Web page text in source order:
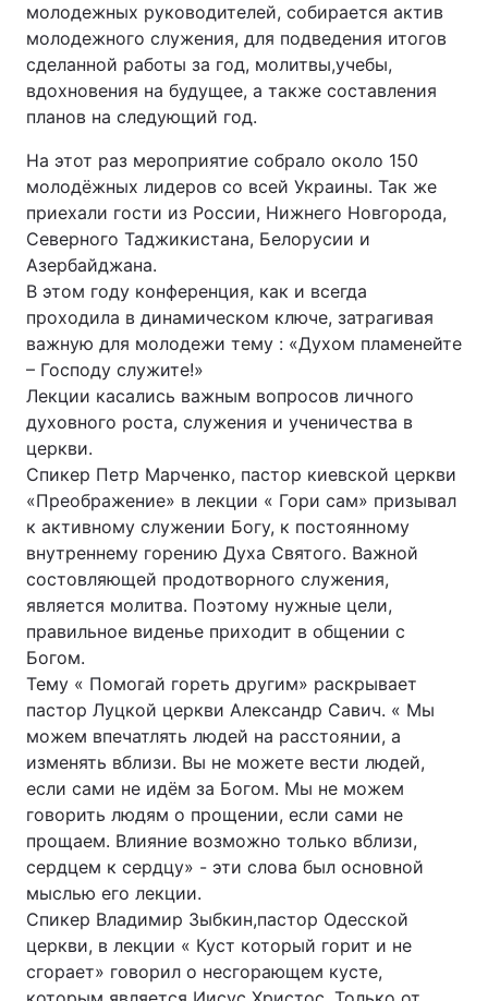
молодежных руководителей, собирается актив
молодежного служения, для подведения итогов
сделанной работы за год, молитвы,учебы,
вдохновения на будущее, а также составления
планов на следующий год.
На этот раз мероприятие собрало около 150
молодёжных лидеров со всей Украины. Так же
приехали гости из России, Нижнего Новгорода,
Северного Таджикистана, Белорусии и
Азербайджана.
В этом году конференция, как и всегда
проходила в динамическом ключе, затрагивая
важную для молодежи тему : «Духом пламенейте
– Господу служите!»
Лекции касались важным вопросов личного
духовного роста, служения и ученичества в
церкви.
Спикер Петр Марченко, пастор киевской церкви
«Преображение» в лекции « Гори сам» призывал
к активному служении Богу, к постоянному
внутреннему горению Духа Святого. Важной
состовляющей продотворного служения,
является молитва. Поэтому нужные цели,
правильное виденье приходит в общении с
Богом.
Тему « Помогай гореть другим» раскрывает
пастор Луцкой церкви Александр Савич. « Мы
можем впечатлять людей на расстоянии, а
изменять вблизи. Вы не можете вести людей,
если сами не идём за Богом. Мы не можем
говорить людям о прощении, если сами не
прощаем. Влияние возможно только вблизи,
сердцем к сердцу» - эти слова был основной
мыслью его лекции.
Спикер Владимир Зыбкин,пастор Одесской
церкви, в лекции « Куст который горит и не
сгорает» говорил о несгорающем кусте,